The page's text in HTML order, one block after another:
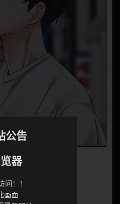
公告
器
问！！
画面